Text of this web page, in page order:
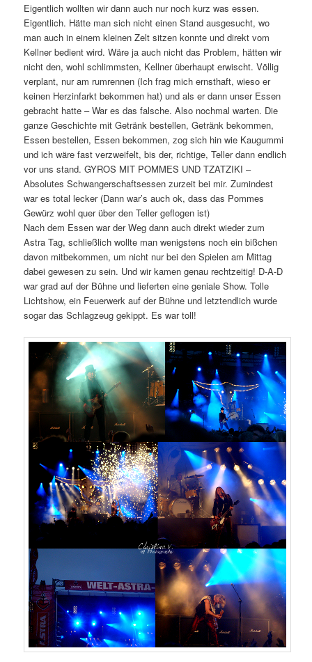
Eigentlich wollten wir dann auch nur noch kurz was essen.
Eigentlich. Hätte man sich nicht einen Stand ausgesucht, wo
man auch in einem kleinen Zelt sitzen konnte und direkt vom
Kellner bedient wird. Wäre ja auch nicht das Problem, hätten wir
nicht den, wohl schlimmsten, Kellner überhaupt erwischt. Völlig
verplant, nur am rumrennen (Ich frag mich ernsthaft, wieso er
keinen Herzinfarkt bekommen hat) und als er dann unser Essen
gebracht hatte – War es das falsche. Also nochmal warten. Die
ganze Geschichte mit Getränk bestellen, Getränk bekommen,
Essen bestellen, Essen bekommen, zog sich hin wie Kaugummi
und ich wäre fast verzweifelt, bis der, richtige, Teller dann endlich
vor uns stand. GYROS MIT POMMES UND TZATZIKI –
Absolutes Schwangerschaftsessen zurzeit bei mir. Zumindest
war es total lecker (Dann war’s auch ok, dass das Pommes
Gewürz wohl quer über den Teller geflogen ist)
Nach dem Essen war der Weg dann auch direkt wieder zum
Astra Tag, schließlich wollte man wenigstens noch ein bißchen
davon mitbekommen, um nicht nur bei den Spielen am Mittag
dabei gewesen zu sein. Und wir kamen genau rechtzeitig! D-A-D
war grad auf der Bühne und lieferten eine geniale Show. Tolle
Lichtshow, ein Feuerwerk auf der Bühne und letztendlich wurde
sogar das Schlagzeug gekippt. Es war toll!